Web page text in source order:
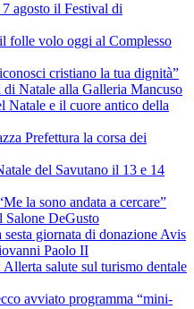
agosto il Festival di
volo oggi al Complesso
cristiano la tua dignità”
Natale alla Galleria Mancuso
e il cuore antico della
Prefettura la corsa dei
del Savutano il 13 e 14
la sono andata a cercare”
DeGusto
giornata di donazione Avis
Paolo II
salute sul turismo dentale
avviato programma “mini-